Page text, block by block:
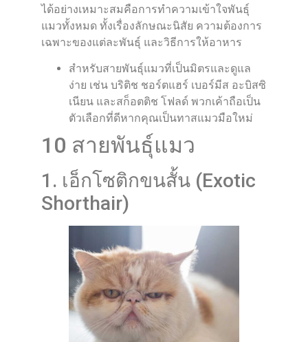
ได้อย่างเหมาะสมคือการทำความเข้าใจพันธุ์
แมวทั้งหมด ทั้งเรื่องลักษณะนิสัย ความต้องการ
เฉพาะของแต่ละพันธุ์ และวิธีการให้อาหาร
สำหรับสายพันธุ์แมวที่เป็นมิตรและดูแล
ง่าย เช่น บริติช ชอร์ตแฮร์ เบอร์มีส อะบิสซิ
เนียน และสก็อตติช โฟลด์ พวกเค้าถือเป็น
ตัวเลือกที่ดีหากคุณเป็นทาสแมวมือใหม่
10 สายพันธุ์แมว
1. เอ็กโซติกขนสั้น (Exotic
Shorthair)